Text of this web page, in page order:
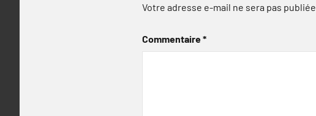
Votre adresse e-mail ne sera pas publiée.
Commentaire*